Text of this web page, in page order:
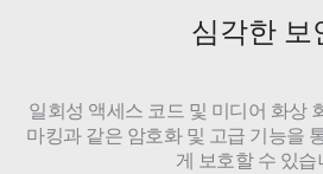
심각한 보
일회성 액세스 코드 및 미디어 화상
마킹과 같은 암호화 및 고급 기능을
게 보호할 수 있습